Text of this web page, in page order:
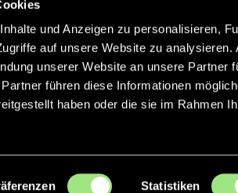
und Anzeigen zu personalisieren,
auf unsere Website zu analysieren.
unserer Website an unsere Partner
führen diese Informationen
haben oder die sie im Rahmen
Statistiken
Kontakt